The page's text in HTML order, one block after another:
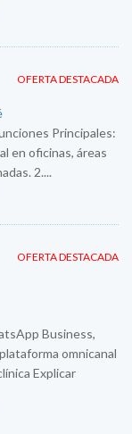
OFERTA DESTACADA
Principales:
en oficinas, áreas
2....
OFERTA DESTACADA
Business,
omnicanal
Explicar